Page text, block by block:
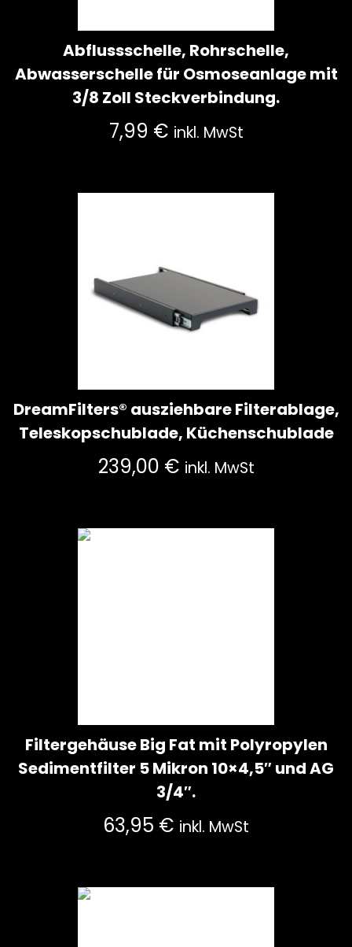
Abflussschelle, Rohrschelle,
Abwasserschelle für Osmoseanlage mit
3/8 Zoll Steckverbindung.
7,99 € inkl. MwSt
DreamFilters® ausziehbare Filterablage,
Teleskopschublade, Küchenschublade
239,00 € inkl. MwSt
Filtergehäuse Big Fat mit Polyropylen
Sedimentfilter 5 Mikron 10×4,5″ und AG
3/4″.
63,95 € inkl. MwSt